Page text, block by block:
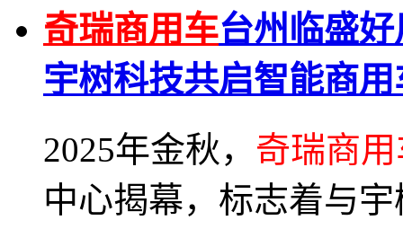
奇瑞商用车台州临盛
宇树科技共启智能商
2025年金秋， 奇瑞商
中心揭幕，标志着与